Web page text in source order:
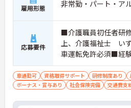
雇用形態 非常勤・パート・ア
応募要件
■介護職員初任者研
上、介護福祉士 い
車運転免許必須■経
車通勤可 資格取得サポート 研修制度あり
ボーナス・賞与あり
社会保険完備 交通費支